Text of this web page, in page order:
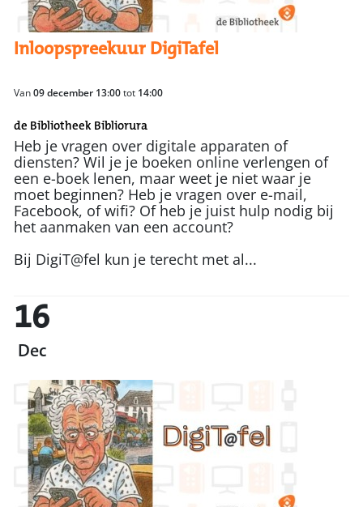
Inloopspreekuur DigiTafel
Van09 december 13:00tot 14:00
de Bibliotheek Bibliorura
Heb je vragen over digitale apparaten of
diensten? Wil je je boeken online verlengen of
een e-boek lenen, maar weet je niet waar je
moet beginnen? Heb je vragen over e-mail,
Facebook, of wifi? Of heb je juist hulp nodig bij
het aanmaken van een account?
Bij DigiT@fel kun je terecht met al...
16
Dec